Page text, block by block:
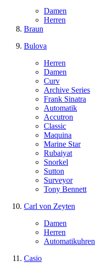
Damen
Herren
Braun
Bulova
Herren
Damen
Curv
Archive Series
Frank Sinatra
Automatik
Accutron
Classic
Maquina
Marine Star
Rubaiyat
Snorkel
Sutton
Surveyor
Tony Bennett
Carl von Zeyten
Damen
Herren
Automatikuhren
Casio